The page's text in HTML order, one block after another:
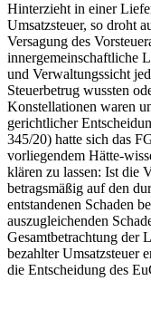
Hinterzieht in einer
Umsatzsteuer, so droht
Versagung des
innergemeinschaftliche
und Verwaltungssicht
Steuerbetrug wussten
Konstellationen waren
gerichtlicher
345/20) hatte sich das
vorliegendem Hätte-
klären zu lassen: Ist die
betragsmäßig auf den
entstandenen Schaden
auszugleichenden
Gesamtbetrachtung der
bezahlter Umsatzsteuer
die Entscheidung des